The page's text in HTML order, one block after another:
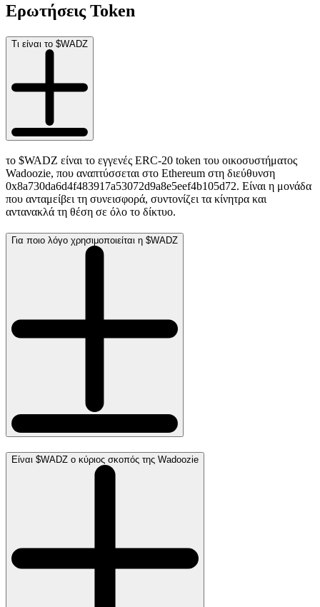
Ερωτήσεις Token
Τι είναι το $WADZ
το $WADZ είναι το εγγενές ERC-20 token του οικοσυστήματος
Wadoozie, που αναπτύσσεται στο Ethereum στη διεύθυνση
0x8a730da6d4f483917a53072d9a8e5eef4b105d72. Είναι η μονάδα
που ανταμείβει τη συνεισφορά, συντονίζει τα κίνητρα και
αντανακλά τη θέση σε όλο το δίκτυο.
Για ποιο λόγο χρησιμοποιείται η $WADZ
Είναι $WADZ ο κύριος σκοπός της Wadoozie